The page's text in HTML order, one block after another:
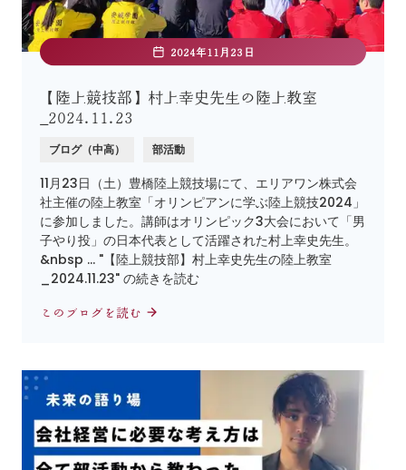
2024年11月23日
【陸上競技部】村上幸史先生の陸上教室
_2024.11.23
ブログ（中高） 部活動
11月23日（土）豊橋陸上競技場にて、エリアワン株式会
社主催の陸上教室「オリンピアンに学ぶ陸上競技2024」
に参加しました。講師はオリンピック3大会において「男
子やり投」の日本代表として活躍された村上幸史先生。
&nbsp … "【陸上競技部】村上幸史先生の陸上教室
_2024.11.23" の続きを読む
このブログを読む